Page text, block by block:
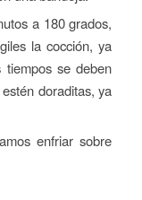
a 180 grados,
la cocción, ya
se deben
doraditas, ya
enfriar sobre